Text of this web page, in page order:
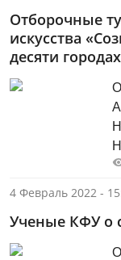
Отборочные
искусства
десяти
4 Февраль 2022 -
Ученые КФУ о